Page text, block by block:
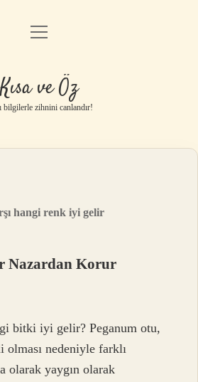
Anasayfa
Gizlilik Politikası
Yasal Uyarı
menüyü
Kısa ve Öz
bilgilerle zihnini canlandır!
hangi renk iyi gelir
Nazardan Korur
bitki iyi gelir? Peganum otu,
olması nedeniyle farklı
olarak yaygın olarak